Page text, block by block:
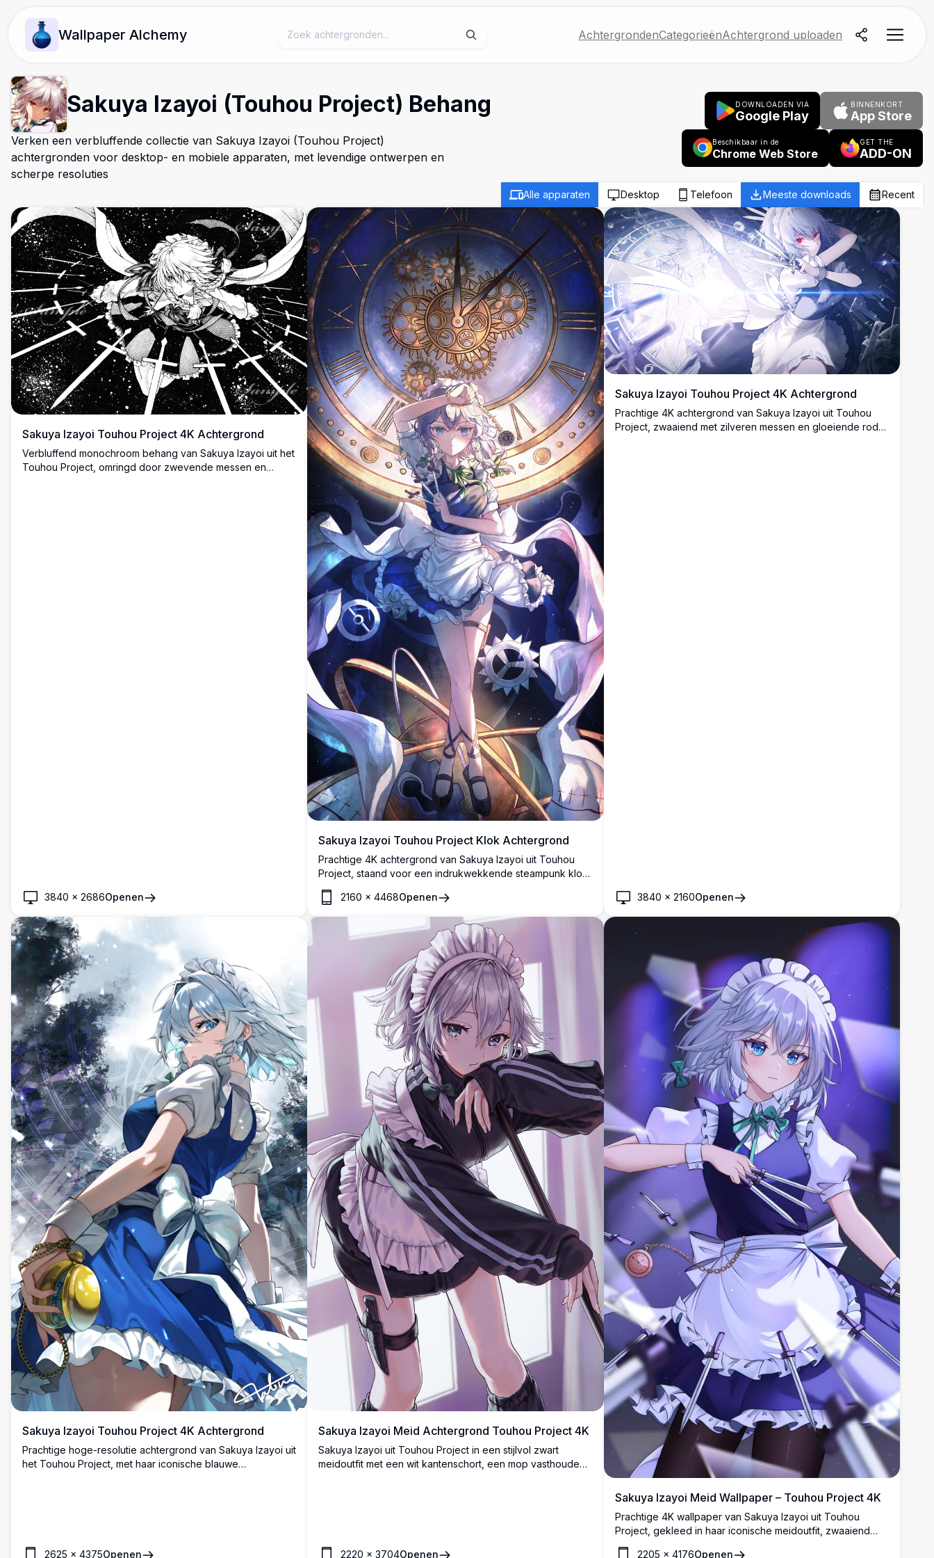
Wallpaper Alchemy AchtergrondenCategorieënAchtergrond uploaden
Sakuya Izayoi (Touhou Project) Behang
Verken een verbluffende collectie van Sakuya Izayoi (Touhou Project)
achtergronden voor desktop- en mobiele apparaten, met levendige ontwerpen en
scherpe resoluties
DOWNLOADEN VIA
Google Play
BINNENKORT
App Store
Beschikbaar in de
Chrome Web Store
GET THE
ADD-ON
Alle apparaten Desktop Telefoon Meeste downloads Recent
Sakuya Izayoi Touhou Project 4K Achtergrond
Verbluffend monochroom behang van Sakuya Izayoi uit het
Touhou Project, omringd door zwevende messen en
3840 × 2686Openen
Sakuya Izayoi Touhou Project Klok Achtergrond
Prachtige 4K achtergrond van Sakuya Izayoi uit Touhou
Project, staand voor een indrukwekkende steampunk klok
met gouden tandwielen. Ze houdt witte bloemen vast en
draagt haar iconische maidoutfit in een hemels,
tijdgethematiseerd kunstwerk.
2160 ×4468Openen
Sakuya Izayoi Touhou Project 4K Achtergrond
Prachtige 4K achtergrond van Sakuya Izayoi uit Touhou
Project, zwaaiend met zilveren messen en gloeiende rode
3840 × 2160Openen
Sakuya Izayoi Touhou Project 4K Achtergrond
Prachtige hoge-resolutie achtergrond van Sakuya Izayoi uit
het Touhou Project, met haar iconische blauwe
2625 × 4375Openen
Sakuya Izayoi Meid Achtergrond Touhou Project 4K
Sakuya Izayoi uit Touhou Project in een stijlvol zwart
meidoutfit met een wit kantenschort, een mop vasthoudend
2220 ×3704Openen
Sakuya Izayoi Meid Wallpaper – Touhou Project 4K
Prachtige 4K wallpaper van Sakuya Izayoi uit Touhou
Project, gekleed in haar iconische meidoutfit, zwaaiend
met zilveren messen en haar kenmerkende zakhorloge,
2205 × 4176Openen